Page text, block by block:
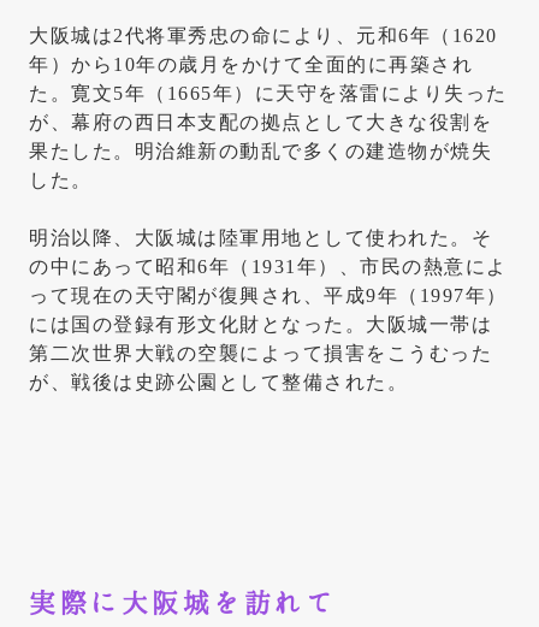
大阪城は2代将軍秀忠の命により、元和6年（1620
年）から10年の歳月をかけて全面的に再築され
た。寛文5年（1665年）に天守を落雷により失った
が、幕府の西日本支配の拠点として大きな役割を
果たした。明治維新の動乱で多くの建造物が焼失
した。
明治以降、大阪城は陸軍用地として使われた。そ
の中にあって昭和6年（1931年）、市民の熱意によ
って現在の天守閣が復興され、平成9年（1997年）
には国の登録有形文化財となった。大阪城一帯は
第二次世界大戦の空襲によって損害をこうむった
が、戦後は史跡公園として整備された。
実際に大阪城を訪れて